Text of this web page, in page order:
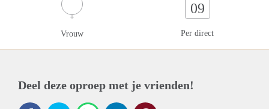
Vrouw
09
Per direct
Deel deze oproep met je vrienden!